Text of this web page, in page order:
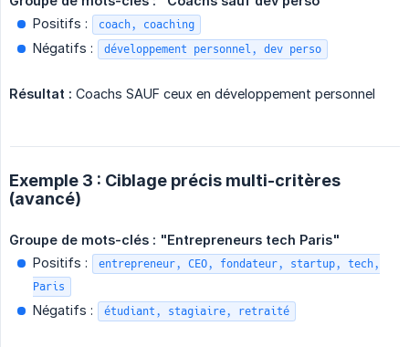
Positifs :
coach, coaching
Négatifs : développement personnel, dev perso
Résultat : Coachs SAUF ceux en développement personnel
Exemple 3 : Ciblage précis multi-critères
(avancé)
Groupe de mots-clés : "Entrepreneurs tech Paris"
Positifs :
entrepreneur, CEO, fondateur, startup, tech,
Paris
Négatifs : étudiant, stagiaire, retraité